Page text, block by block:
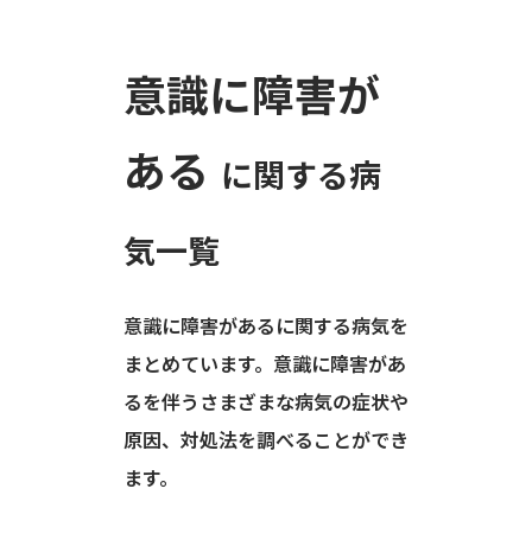
意識に障害が
ある に関する病
気一覧
意識に障害があるに関する病気を
まとめています。意識に障害があ
るを伴うさまざまな病気の症状や
原因、対処法を調べることができ
ます。